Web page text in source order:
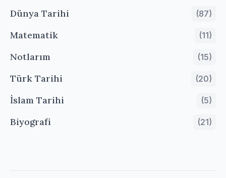
Dünya Tarihi (87)
Matematik (11)
Notlarım (15)
Türk Tarihi (20)
İslam Tarihi (5)
Biyografi (21)